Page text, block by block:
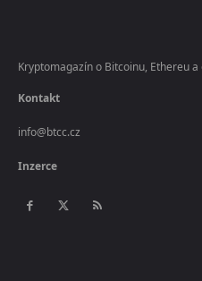
Kryptomagazín o Bitcoinu, Ethereu
Kontakt
info@btcc.cz
Inzerce